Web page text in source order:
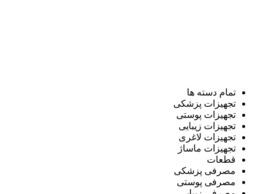
تمام دسته ها
تجهیزات پزشکی
تجهیزات پوستی
تجهیزات زیبایی
تجهیزات لاغری
تجهیزات ماساژ
قطعات
مصرفی پزشکی
مصرفی پوستی